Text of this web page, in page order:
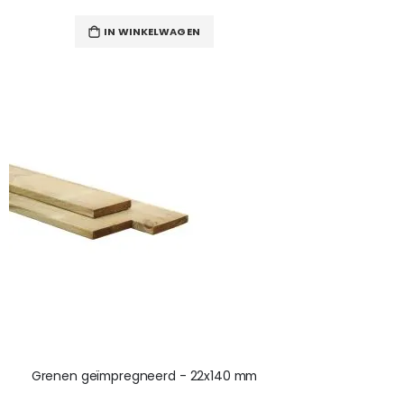
IN WINKELWAGEN
Grenen geïmpregneerd - 22x140 mm